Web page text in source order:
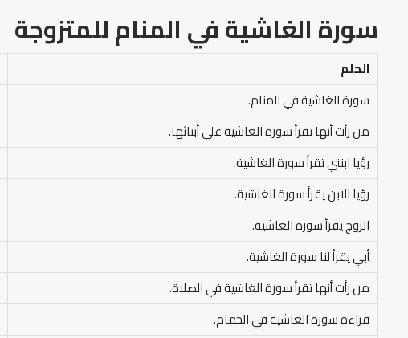
سورة الغاشية في المنامللمتزوجة
الحلم
سورة الغاشية في المنام.
من رأت أنها تقرأ سورة الغاشية على أبنائها.
رؤيا ابنتي تقرأ سورة الغاشية.
رؤيا الابن يقرأ سورة الغاشية.
الزوج يقرأ سورة الغاشية.
أبي يقرأ لنا سورة الغاشية.
من رأت أنها تقرأ سورة الغاشية في الصلاة.
قراءة سورة الغاشية في الحمام.